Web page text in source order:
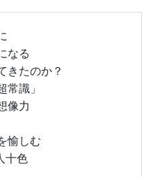
なる
たのか？
識」
像力
愉しむ
色